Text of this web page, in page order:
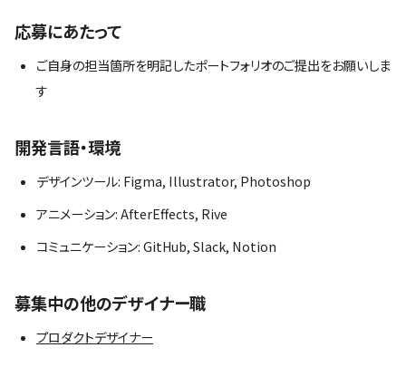
応募にあたって
ご自身の担当箇所を明記したポートフォリオのご提出をお願いしま
す
開発言語・環境
デザインツール: Figma, Illustrator, Photoshop
アニメーション: AfterEffects, Rive
コミュニケーション: GitHub, Slack, Notion
募集中の他のデザイナー職
プロダクトデザイナー